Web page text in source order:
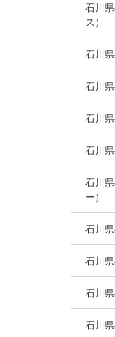
石川
ス）
石川
石川
石川
石川
石川
ー）
石川
石川
石川
石川